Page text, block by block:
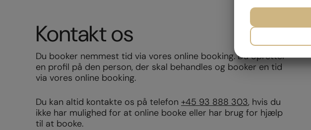
Kontakt os
Du booker nemmest tid via vores online booking. Du opretter
en profil på den person, der skal behandles og booker en tid
via vores online booking.
Du kan altid kontakte os på telefon +45 93 888 303, hvis du
ikke har mulighed for at online booke eller har brug for hjælp
til at booke.
MARKETING